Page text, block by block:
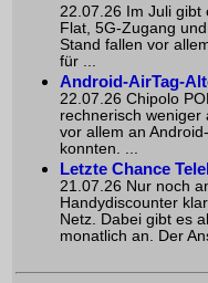
22.07.26 Im Juli gibt
Flat, 5G-Zugang
Stand fallen vor
für ...
Android-AirTag-
22.07.26 Chipolo
rechnerisch weniger
vor allem an
konnten. ...
Letzte Chance
21.07.26 Nur noch
Handydiscounter
Netz. Dabei gibt es
monatlich an. Der